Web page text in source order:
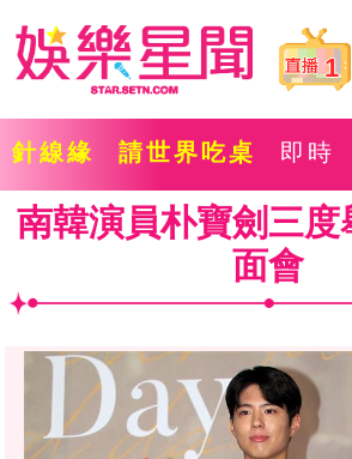
1
針線緣 請世界吃桌 即時
南韓演員朴寶劍三度
面會